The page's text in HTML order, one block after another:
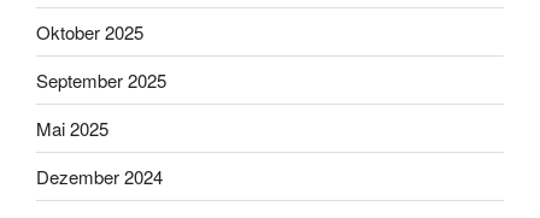
Oktober 2025
September 2025
Mai 2025
Dezember 2024